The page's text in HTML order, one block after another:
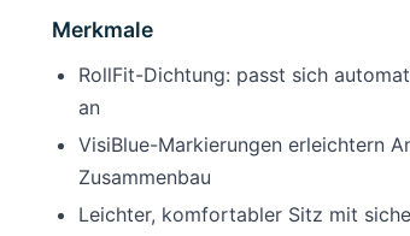
Merkmale
RollFit-Dichtung: passt sich
an
VisiBlue-Markierungen erleichtern
Zusammenbau
Leichter, komfortabler Sitz mit